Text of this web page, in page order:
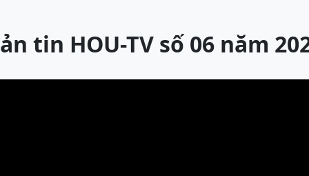
tin HOU-TV số 06 năm